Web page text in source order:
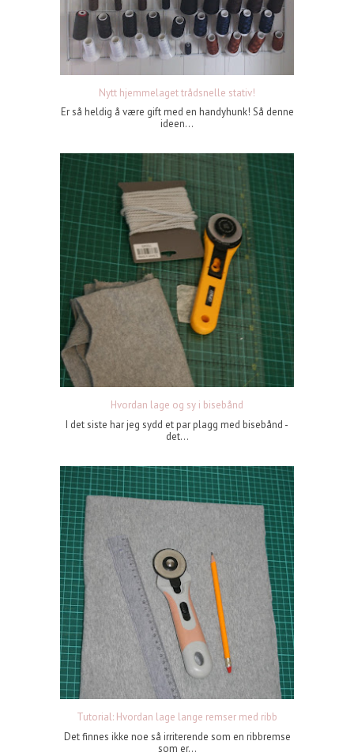
Nytt hjemmelaget trådsnelle stativ!
Er så heldig å være gift med en handyhunk! Så denne
ideen...
Hvordan lage og sy i bisebånd
I det siste har jeg sydd et par plagg med bisebånd -
det...
Tutorial: Hvordan lage lange remser med ribb
Det finnes ikke noe så irriterende som en ribbremse
som er...